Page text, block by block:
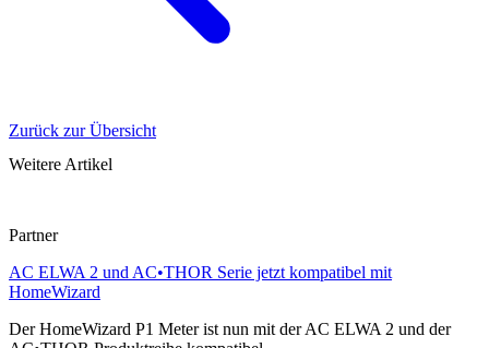
Zurück zur Übersicht
Weitere Artikel
Partner
AC ELWA 2 und AC•THOR Serie jetzt kompatibel mit
HomeWizard
Der HomeWizard P1 Meter ist nun mit der AC ELWA 2 und der